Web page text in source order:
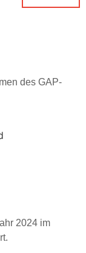
des GAP-
2024 im